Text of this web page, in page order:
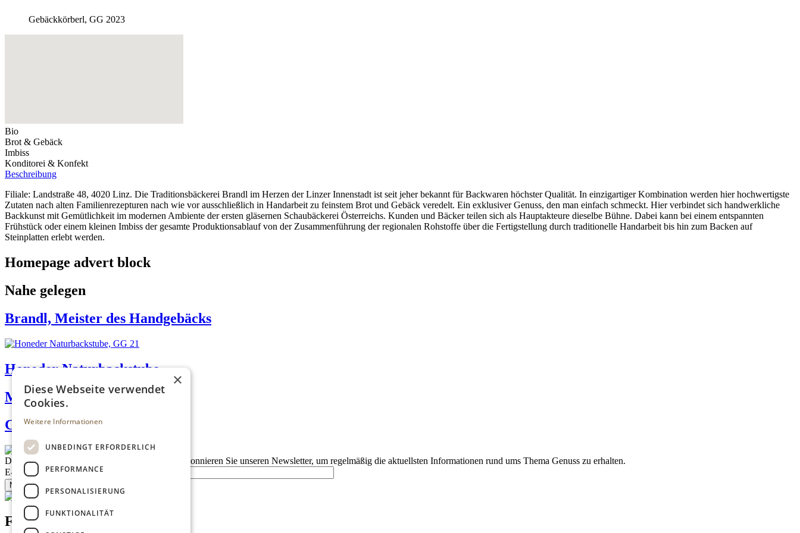
Gebäckkörberl, GG 2023
Bio
Brot & Gebäck
Imbiss
Konditorei & Konfekt
Beschreibung
Filiale: Landstraße 48, 4020 Linz. Die Traditionsbäckerei Brandl im Herzen der Linzer Innenstadt ist seit jeher bekannt für Backwaren höchster Qualität. In einzigartiger Kombination werden hier hochwertigste
Zutaten nach alten Familienrezepturen nach wie vor ausschließlich in Handarbeit zu feinstem Brot und Gebäck veredelt. Ein exklusiver Genuss, den man einfach schmeckt. Hier verbindet sich handwerkliche
Backkunst mit Gemütlichkeit im modernen Ambiente der ersten gläsernen Schaubäckerei Österreichs. Kunden und Bäcker teilen sich als Hauptakteure dieselbe Bühne. Dabei kann bei einem entspannten
Frühstück oder einem kleinen Imbiss der gesamte Produktionsablauf von der Zusammenführung der regionalen Rohstoffe über die Fertigstellung durch traditionelle Handarbeit bis hin zum Backen auf
Steinplatten erlebt werden.
Homepage advert block
Nahe gelegen
Brandl, Meister des Handgebäcks
Honeder Naturbackstube
Meeresbrise
Confiserie Isabella
Description
Abonnieren Sie unseren Newsletter, um regelmäßig die aktuellsten Informationen rund ums Thema Genuss zu erhalten.
E-Mail
Newsletter bestellen
Footer menu (DE)
×
Diese Webseite verwendet
Cookies.
Weitere Informationen
UNBEDINGT ERFORDERLICH
PERFORMANCE
PERSONALISIERUNG
FUNKTIONALITÄT